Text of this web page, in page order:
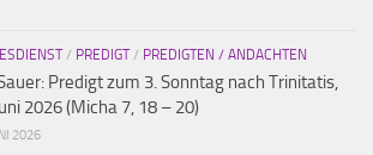
/ PREDIGT/ PREDIGTEN / ANDACHTEN
Predigt zum 3. Sonntag nach Trinitatis,
2026 (Micha 7, 18 – 20)
2026